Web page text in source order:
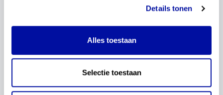
Details tonen
Alles toestaan
Selectie toestaan
en zorgvuldig te onderzoeken, en kritisch
bijstellen en bepalen met welk onderzoek je die
kennis kunt toetsen en onderbouwen. Want dat
zie ik toch als de analytische charme van de
toetsen van kennis en daarmee het faciliteren van
eureka-momenten.